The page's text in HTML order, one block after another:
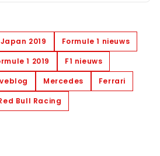
2019
Formule 1 nieuws
1 2019
F1 nieuws
Mercedes
Ferrari
Bull Racing